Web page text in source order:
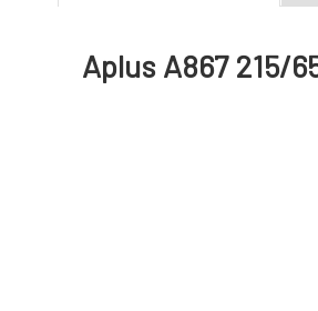
Aplus A867 215/